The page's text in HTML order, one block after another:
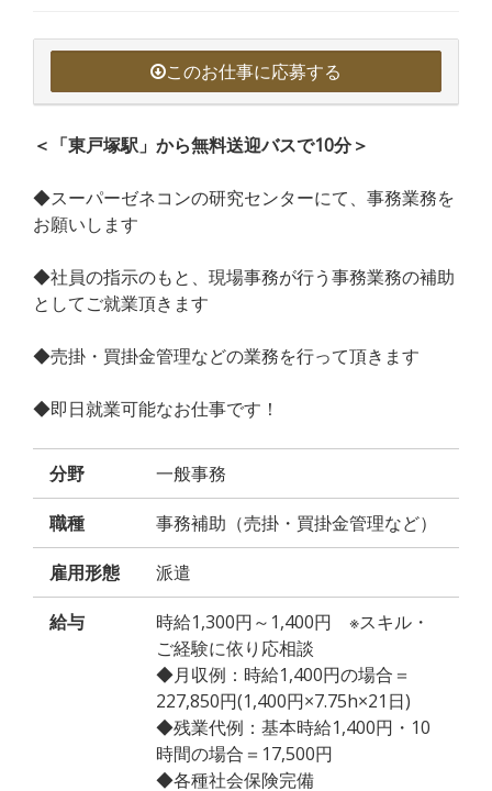
このお仕事に応募する
＜「東戸塚駅」から無料送迎バスで10分＞
◆スーパーゼネコンの研究センターにて、事務業務を
お願いします
◆社員の指示のもと、現場事務が行う事務業務の補助
としてご就業頂きます
◆売掛・買掛金管理などの業務を行って頂きます
◆即日就業可能なお仕事です！
分野 一般事務
職種 事務補助（売掛・買掛金管理など）
雇用形態 派遣
給与
時給1,300円～1,400円 ※スキル・
ご経験に依り応相談
◆月収例：時給1,400円の場合＝
227,850円(1,400円×7.75h×21日)
◆残業代例：基本時給1,400円・10
時間の場合＝17,500円
◆各種社会保険完備